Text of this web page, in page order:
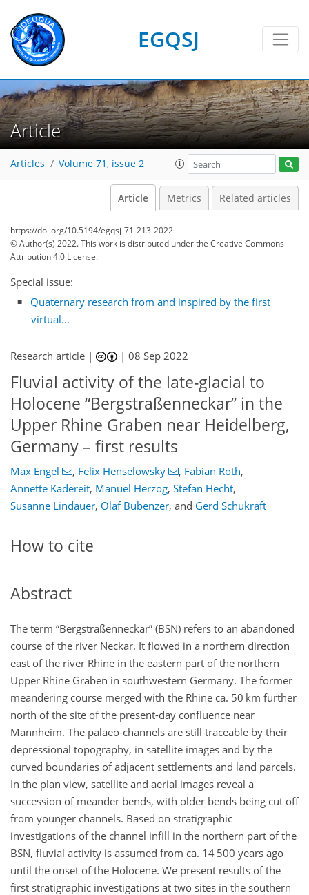
EGQSJ
Article
Articles Volume 71, issue 2
Article Metrics Related articles
https://doi.org/10.5194/egqsj-71-213-2022
© Author(s) 2022. This work is distributed underthe Creative Commons
Attribution 4.0 License.
Special issue:
Quaternary research from and inspired by the first
virtual...
Research article | |08 Sep 2022
Fluvial activity of the late-glacial to
Holocene “Bergstraßenneckar” in the
Upper Rhine Graben near Heidelberg,
Germany – first results
Max Engel , Felix Henselowsky , Fabian Roth,
Annette Kadereit, Manuel Herzog, Stefan Hecht,
Susanne Lindauer, Olaf Bubenzer, and Gerd Schukraft
How to cite
Abstract
The term “Bergstraßenneckar” (BSN) refers to an abandoned
course of the river Neckar. It flowed in a northern direction
east of the river Rhine in the eastern part of the northern
Upper Rhine Graben in southwestern Germany. The former
meandering course merged with the Rhine ca. 50 km further
north of the site of the present-day confluence near
Mannheim. The palaeo-channels are still traceable by their
depressional topography, in satellite images and by the
curved boundaries of adjacent settlements and land parcels.
In the plan view, satellite and aerial images reveal a
succession of meander bends, with older bends being cut off
from younger channels. Based on stratigraphic
investigations of the channel infill in the northern part of the
BSN, fluvial activity is assumed from ca. 14 500 years ago
until the onset of the Holocene. We present results of the
first stratigraphic investigations at two sites in the southern